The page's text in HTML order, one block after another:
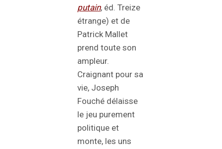
putain, éd. Treize
étrange) et de
Patrick Mallet
prend toute son
ampleur.
Craignant pour sa
vie, Joseph
Fouché délaisse
le jeu purement
politique et
monte, les uns